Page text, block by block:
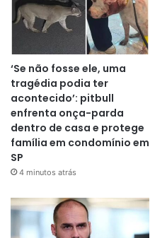
‘Se não fosse ele, uma
tragédia podia ter
acontecido’: pitbull
enfrenta onça-parda
dentro de casa e protege
família em condomínio em
SP
4 minutos atrás